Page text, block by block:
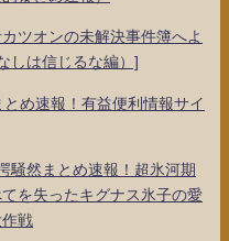
ツオンの未解決事件簿へよ
しは信じるな編）]
め速報！有益便利情報サイ
騒然まとめ速報！超氷河期
を失ったキグナス氷子の愛
戦